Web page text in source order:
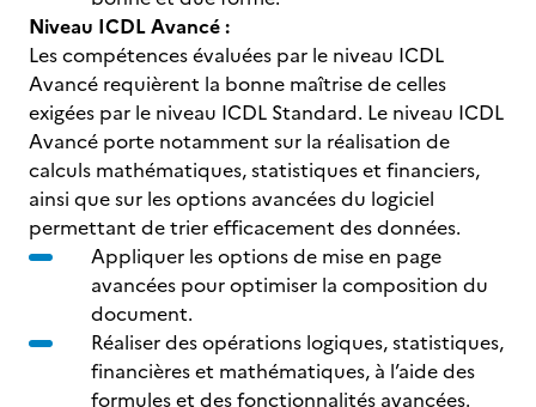
Niveau ICDL Avancé :
Les compétences évaluées par le niveau ICDL
Avancé requièrent la bonne maîtrise de celles
exigées par le niveau ICDL Standard. Le niveau ICDL
Avancé porte notamment sur la réalisation de
calculs mathématiques, statistiques et financiers,
ainsi que sur les options avancées du logiciel
permettant de trier efficacement des données.
Appliquer les options de mise en page
avancées pour optimiser la composition du
document.
Réaliser des opérations logiques, statistiques,
financières et mathématiques, à l’aide des
formules et des fonctionnalités avancées.